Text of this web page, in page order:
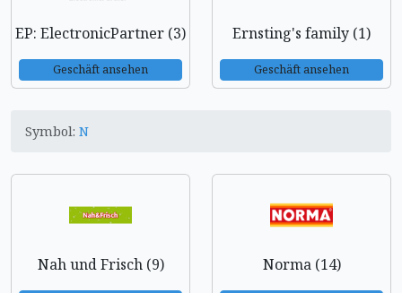
EP: ElectronicPartner (3)
Geschäft ansehen
Ernsting's family (1)
Geschäft ansehen
Symbol: N
Nah und Frisch (9) Norma (14)